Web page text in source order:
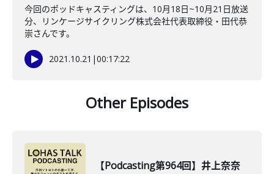
今回のポッドキャスティングは、10月18日~10月21日放送
分、リンケージサイクリング株式会社代表取締役・田代恭
崇さんです。
2021.10.21 |00:17:22
Other Episodes
【Podcasting第964回】井上奈奈